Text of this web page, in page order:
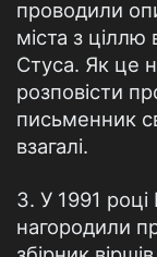
проводили
міста з
Стуса. Як це
розповісти
письменник
взагалі.
3. У 1991
нагородили